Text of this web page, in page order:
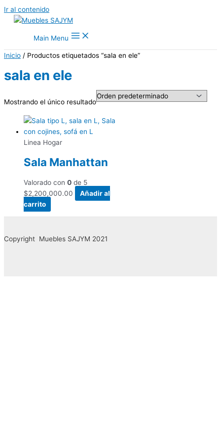
Ir al contenido
Main Menu
Inicio / Productos etiquetados “sala en ele”
sala en ele
Mostrando el único resultado
Linea Hogar
Sala Manhattan
Valorado con 0 de 5
$2,200,000.00
Añadir al
carrito
Copyright Muebles SAJYM 2021